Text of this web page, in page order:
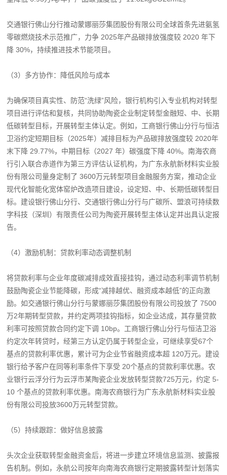
交通银行佛山分行推动蒙娜丽莎集团股份有限公司全球首条先进氨氢
零碳燃烧技术示范推广，力争 2025年产品碳排放强度较 2020 年下
降 30%，持续推进技术节能项目。
（3）多方协作：降低风险与成本
为确保项目真实性、防范“洗绿”风险，银行机构引入专业机构对转型
项目进行评估和复核，共同协助陶瓷企业制定转型金融短、中、长期
低碳转型目标，开展转型主体认定。例如，工商银行佛山分行与恒洁
卫浴约定短期目标（2025年）减排目标为产品碳排放强度较 2020年
末下降 29.77%，中期目标（2027 年）碳强度下降 40%。南海农商
行引入联合赤道作为第三方评估认证机构，为广东永航新材料实业股
份有限公司量身定制了 3600万元转型项目金融服务方案，推动企业
现代化智能化宽体窑炉改造项目建设，设定短、中、长期低碳转型目
标。建设银行佛山分行、交通银行佛山分行与广碳所、盟浪可持续数
字科技（深圳）有限责任公司为陶瓷开展转型主体认定并出具认定报
告。
（4）激励机制：贷款利率动态调整机制
将贷款利率与企业年度碳减排成效直接挂钩，通过动态利率调节机制
鼓励陶瓷企业节能降碳，形成“减排越优、融资成本越低”的正向激
励。如交通银行佛山分行与蒙娜丽莎集团股份有限公司投放了 7500
万2年期转型贷款，并约定两项挂钩指标，如企业达成，其存量贷款
利率可按照贷款合同约定下调 10bp。工商银行佛山分行与恒洁卫浴
约定次年转贷时，经第三方认定仍属于转型企业，可继续享受67个
基点的贷款利率优惠，累计可为企业节省融资成本超 120万元。建设
银行给予客户在同等利率条件下享受 20个基点的贷款利率优惠。农
业银行云浮分行为云浮市某陶瓷企业发放转型贷款725万元，约定 5-
10 个基点的贷款利率优惠。南海农商银行为广东永航新材料实业股
份有限公司投放3600万元转型贷款。
（5）持续跟踪：做好信息披露
头次企业获取转型金融资金后，将进一步建立环境信息监测、披露报
告机制。例如，永航公司按年向南海农商银行定期披露转型计划落实